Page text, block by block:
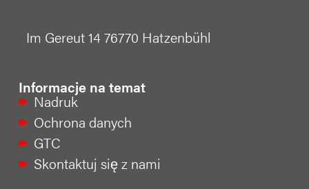
Im Gereut 14 76770 Hatzenbühl
Informacje na temat
Nadruk
Ochrona danych
GTC
Skontaktuj się z nami